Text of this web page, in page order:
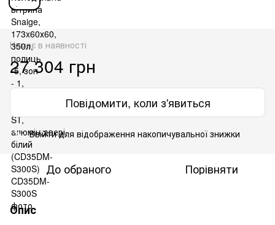
Немає в наявності
27 304 грн
Повідомити, коли з'явиться
% Ввійтидля відображення накопичувальної знижки
До обраного Порівняти
Опис